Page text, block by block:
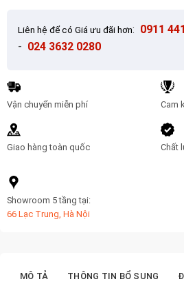
lượng
Liên hệ để có Giá ưu đãi hơn: 0911
- 024 3632 0280
Vận chuyển miễn phí
Giao hàng toàn quốc
Cam
Chất
Showroom 5 tầng tại:
66 Lạc Trung, Hà Nội
MÔ TẢ THÔNG TIN BỔ SUNG